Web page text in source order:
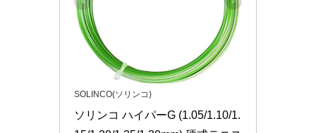
SOLINCO(ソリンコ)
ソリンコ ハイパーG (1.05/1.10/1.